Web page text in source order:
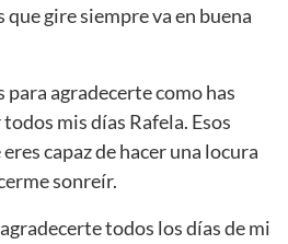
que gire siempre va en buena
para agradecerte como has
mis días Rafela. Esos
capaz de hacer una locura
sonreír.
todos los días de mi